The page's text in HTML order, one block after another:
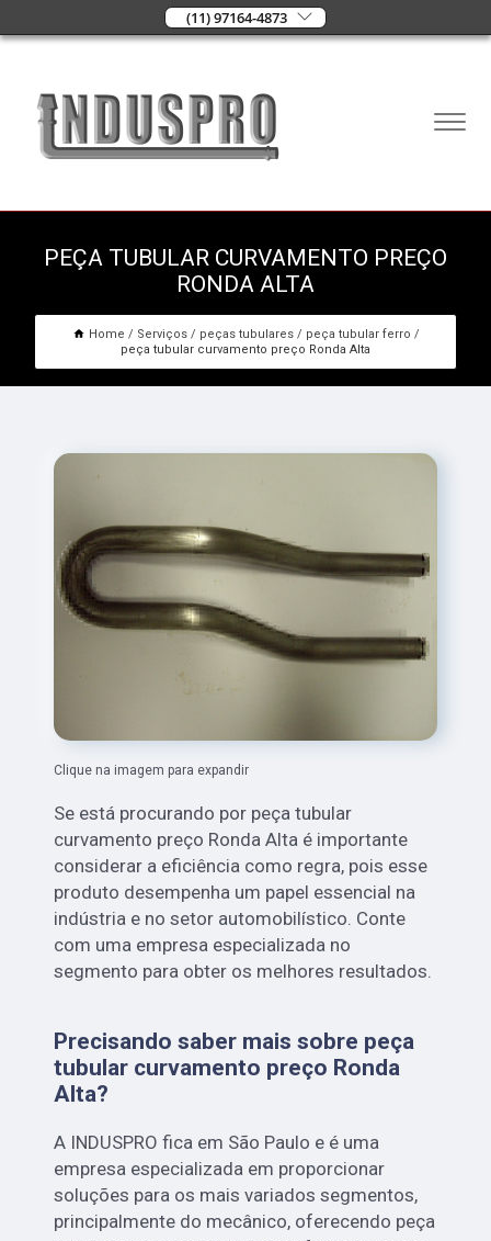
(11) 97164-4873
PEÇA TUBULAR CURVAMENTO PREÇO
RONDA ALTA
Home Serviços peças tubulares
peça tubular ferro
peça tubular curvamento preço Ronda Alta
Clique na imagem para expandir
Se está procurando por peça tubular
curvamento preço Ronda Alta é importante
considerar a eficiência como regra, pois esse
produto desempenha um papel essencial na
indústria e no setor automobilístico. Conte
com uma empresa especializada no
segmento para obter os melhores resultados.
Precisando saber mais sobre peça
tubular curvamento preço Ronda
Alta?
A INDUSPRO fica em São Paulo e é uma
empresa especializada em proporcionar
soluções para os mais variados segmentos,
principalmente do mecânico, oferecendo peça